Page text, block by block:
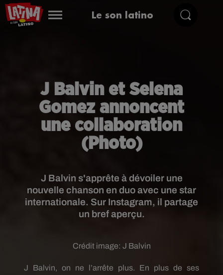
Le son latino
J Balvin et Selena
Gomez annoncent
une collaboration
(Photo)
J Balvin s'apprête à dévoiler une
nouvelle chanson en duo avec une star
internationale. Sur Instagram, il partage
un bref aperçu.
Crédit image: J Balvin
J Balvin, on ne l’arrête plus.
En plus de ses